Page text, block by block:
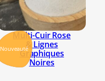
Nouveauté
Multi-Cuir Rose
& Lignes
Graphiques
Noires